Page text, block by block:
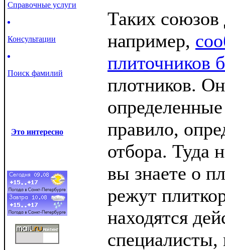
Справочные услуги
Консультации
Поиск фамилий
Это интересно
Таких союзов
например,
плиточников
плотников.
правило,
отбора. Туда
вы знаете о
режут
находятся
специалисты,